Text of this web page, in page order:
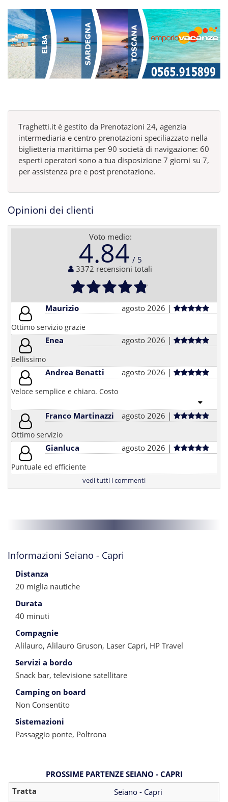
Traghetti.it è gestito da Prenotazioni 24, agenzia
intermediaria e centro prenotazioni speciliazzato nella
biglietteria marittima per 90 società di navigazione: 60
esperti operatori sono a tua disposizione 7 giorni su 7,
per assistenza pre e post prenotazione.
Opinioni dei clienti
Voto medio:
4.84
3372 recensioni totali
Maurizio agosto 2026 |
Ottimo servizio grazie
Enea agosto 2026 |
Bellissimo
Andrea Benatti agosto 2026 |
Veloce semplice e chiaro. Costo
Franco Martinazzi agosto 2026 |
Ottimo servizio
Gianluca agosto 2026 |
Puntuale ed efficiente
vedi tutti i commenti
Informazioni Seiano - Capri
Distanza
20 miglia nautiche
Durata
40 minuti
Compagnie
Alilauro, Alilauro Gruson, Laser Capri, HP Travel
Servizi a bordo
Snack bar, televisione satellitare
Camping on board
Non Consentito
Sistemazioni
Passaggio ponte, Poltrona
PROSSIME PARTENZE SEIANO - CAPRI
Seiano - Capri